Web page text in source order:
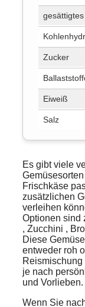
Zucker
Eiweiß
Salz
Es gibt viele
Gemüsesorten
Frischkäse
zusätzlichen
verleihen
Optionen sind
, Zucchini ,
Diese
entweder roh
je nach
und Vorlieben.
Wenn Sie